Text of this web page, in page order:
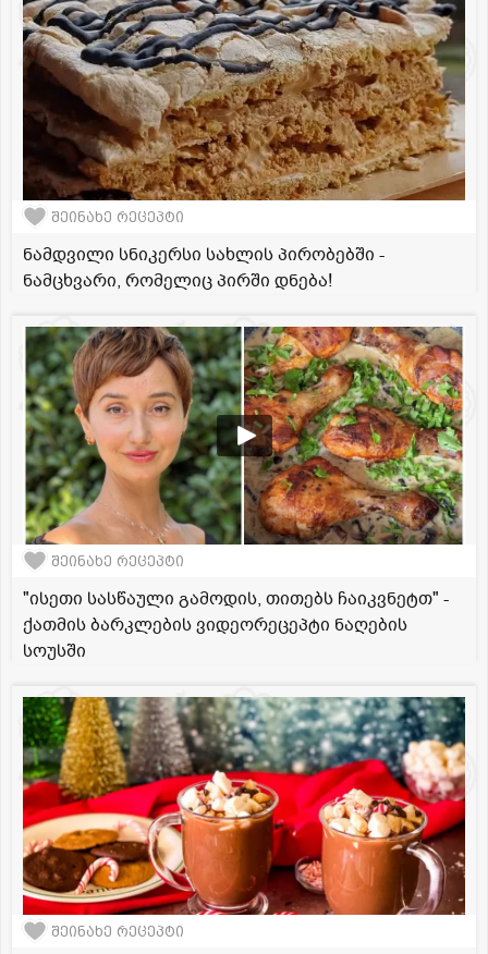
შეინახე რეცეპტი
ნამდვილი სნიკერსი სახლის პირობებში -
ნამცხვარი, რომელიც პირში დნება!
შეინახე რეცეპტი
"ისეთი სასწაული გამოდის, თითებს ჩაიკვნეტთ" -
ქათმის ბარკლების ვიდეორეცეპტი ნაღების
სოუსში
შეინახე რეცეპტი